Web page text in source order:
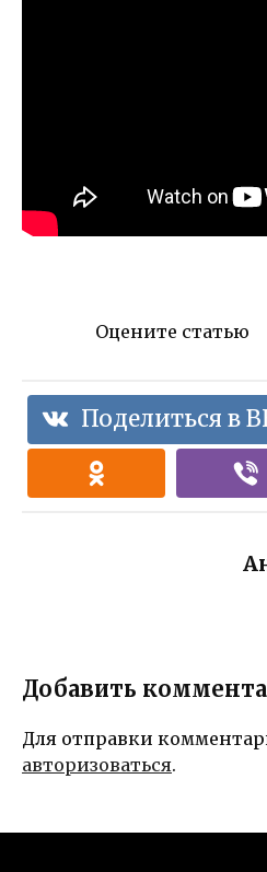
Оцените статью
Поделиться в
Добавить
Для отправки
авторизоваться.